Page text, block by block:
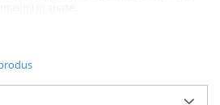
si imbunatateste aspectul
de fiecare data. Acest lucru este
de curatare superioare si a racletei